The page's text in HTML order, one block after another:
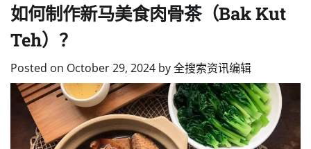
如何制作新马美食肉骨茶（Bak Kut
Teh）？
Posted on October 29, 2024 by全搜索资讯编辑